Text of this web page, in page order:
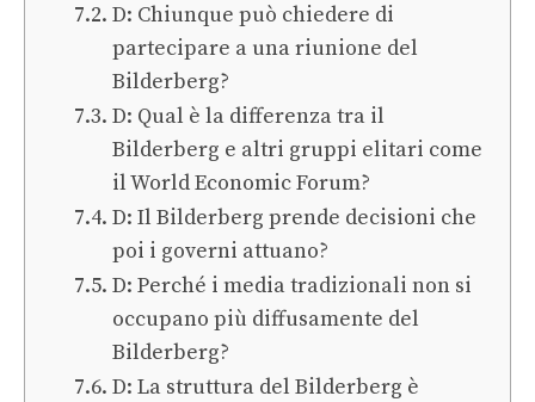
D: Chiunque può chiedere di
partecipare a una riunione del
Bilderberg?
D: Qual è la differenza tra il
Bilderberg e altri gruppi elitari come
il World Economic Forum?
D: Il Bilderberg prende decisioni che
poi i governi attuano?
D: Perché i media tradizionali non si
occupano più diffusamente del
Bilderberg?
D: La struttura del Bilderberg è